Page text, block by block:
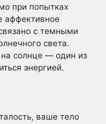
при попытках
аффективное
с темными
света.
солнце — один из
энергией.
ваше тело